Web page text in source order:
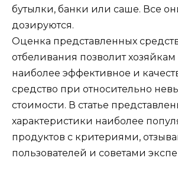
бутылки, банки или саше. Все
дозируются.
Оценка представленных
отбеливания позволит хозяйкам
наиболее эффективное и
средство при относительно
стоимости. В статье
характеристики наиболее
продуктов с критериями,
пользователей и советами